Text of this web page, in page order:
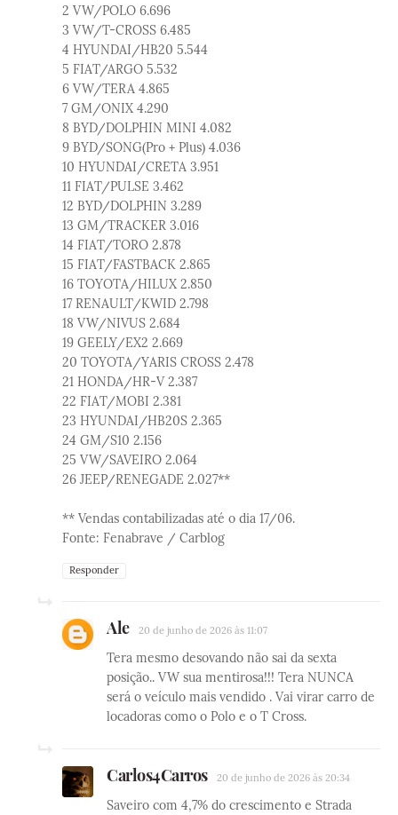
2 VW/POLO 6.696
3 VW/T-CROSS 6.485
4 HYUNDAI/HB20 5.544
5 FIAT/ARGO 5.532
6 VW/TERA 4.865
7 GM/ONIX 4.290
8 BYD/DOLPHIN MINI 4.082
9 BYD/SONG(Pro + Plus) 4.036
10 HYUNDAI/CRETA 3.951
11 FIAT/PULSE 3.462
12 BYD/DOLPHIN 3.289
13 GM/TRACKER 3.016
14 FIAT/TORO 2.878
15 FIAT/FASTBACK 2.865
16 TOYOTA/HILUX 2.850
17 RENAULT/KWID 2.798
18 VW/NIVUS 2.684
19 GEELY/EX2 2.669
20 TOYOTA/YARIS CROSS 2.478
21 HONDA/HR-V 2.387
22 FIAT/MOBI 2.381
23 HYUNDAI/HB20S 2.365
24 GM/S10 2.156
25 VW/SAVEIRO 2.064
26 JEEP/RENEGADE 2.027**
** Vendas contabilizadas até o dia 17/06.
Fonte: Fenabrave / Carblog
Responder
Ale 20 de junho de 2026 às 11:07
Tera mesmo desovando não sai da sexta
posição.. VW sua mentirosa!!! Tera NUNCA
será o veículo mais vendido . Vai virar carro de
locadoras como o Polo e o T Cross.
Carlos4Carros 20 de junho de 2026 às 20:34
Saveiro com 4,7% do crescimento e Strada